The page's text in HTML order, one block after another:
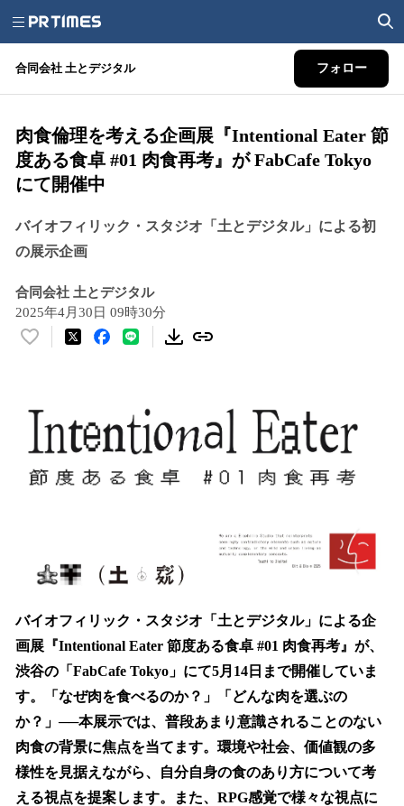
合同会社 土とデジタル フォロー
肉食倫理を考える企画展『Intentional Eater 節
度ある食卓 #01 肉食再考』が FabCafe Tokyo
にて開催中
バイオフィリック・スタジオ「土とデジタル」による初
の展示企画
合同会社 土とデジタル
2025年4月30日 09時30分
い
読
み
す
バイオフィリック・スタジオ「土とデジタル」による企
画展『Intentional Eater 節度ある食卓 #01 肉食再考』が、
渋谷の「FabCafe Tokyo」にて5月14日まで開催していま
す。「なぜ肉を食べるのか？」「どんな肉を選ぶの
か？」──本展示では、普段あまり意識されることのない
肉食の背景に焦点を当てます。環境や社会、価値観の多
様性を見据えながら、自分自身の食のあり方について考
える視点を提案します。また、RPG感覚で様々な視点に